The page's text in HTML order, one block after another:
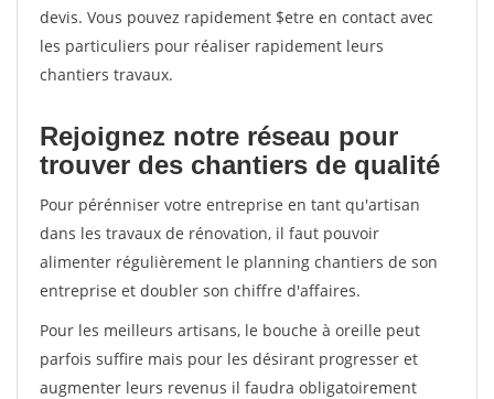
devis. Vous pouvez rapidement $etre en contact avec
les particuliers pour réaliser rapidement leurs
chantiers travaux.
Rejoignez notre réseau pour
trouver des chantiers de qualité
Pour pérénniser votre entreprise en tant qu'artisan
dans les travaux de rénovation, il faut pouvoir
alimenter régulièrement le planning chantiers de son
entreprise et doubler son chiffre d'affaires.
Pour les meilleurs artisans, le bouche à oreille peut
parfois suffire mais pour les désirant progresser et
augmenter leurs revenus il faudra obligatoirement